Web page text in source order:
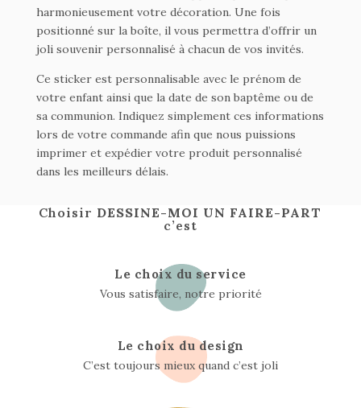
harmonieusement votre décoration. Une fois
positionné sur la boîte, il vous permettra d’offrir un
joli souvenir personnalisé à chacun de vos invités.
Ce sticker est personnalisable avec le prénom de
votre enfant ainsi que la date de son baptême ou de
sa communion. Indiquez simplement ces informations
lors de votre commande afin que nous puissions
imprimer et expédier votre produit personnalisé
dans les meilleurs délais.
Choisir DESSINE-MOI UN FAIRE-PART
c’est
Le choix du service
Vous satisfaire, notre priorité
Le choix du design
C’est toujours mieux quand c’est joli